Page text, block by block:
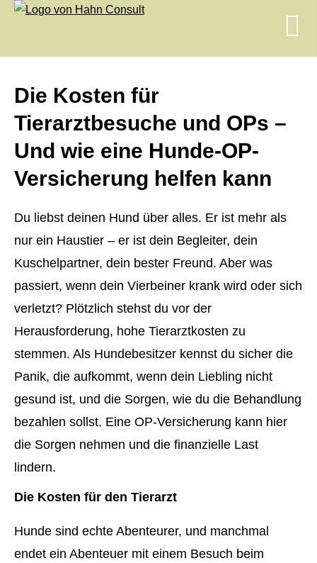
Die Kosten für
Tierarztbesuche und OPs –
Und wie eine Hunde-OP-
Versicherung helfen kann
Du liebst deinen Hund über alles. Er ist mehr als
nur ein Haustier – er ist dein Begleiter, dein
Kuschelpartner, dein bester Freund. Aber was
passiert, wenn dein Vierbeiner krank wird oder sich
verletzt? Plötzlich stehst du vor der
Herausforderung, hohe Tierarztkosten zu
stemmen. Als Hundebesitzer kennst du sicher die
Panik, die aufkommt, wenn dein Liebling nicht
gesund ist, und die Sorgen, wie du die Behandlung
bezahlen sollst. Eine OP-Versicherung kann hier
die Sorgen nehmen und die finanzielle Last
lindern.
Die Kosten für den Tierarzt
Hunde sind echte Abenteurer, und manchmal
endet ein Abenteuer mit einem Besuch beim